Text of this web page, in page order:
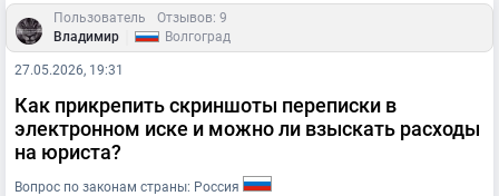
Пользователь
Отзывов: 9
Владимир
Волгоград
27.05.2026, 19:31
Как прикрепить скриншоты переписки в
электронном иске и можно ли взыскать расходы
на юриста?
Вопрос по законам страны: Россия